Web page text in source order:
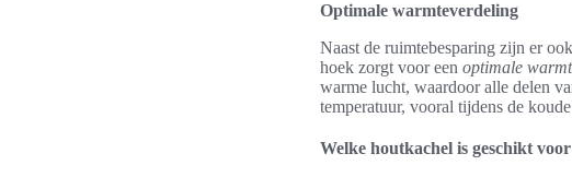
Optimale warmteverdeling
Naast de ruimtebesparing zijn er
hoek zorgt voor een optimale
warme lucht, waardoor alle delen
temperatuur, vooral tijdens de
Welke houtkachel is geschikt